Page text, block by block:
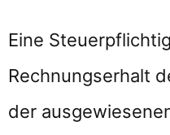
Eine
Rechnungserhalt
der